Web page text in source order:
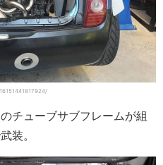
チューブサブフレームが組
装。